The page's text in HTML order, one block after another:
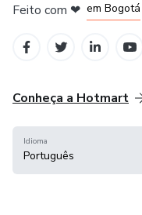
Feito com ❤ em Bogotá
Conheça a Hotmart
Idioma
Português